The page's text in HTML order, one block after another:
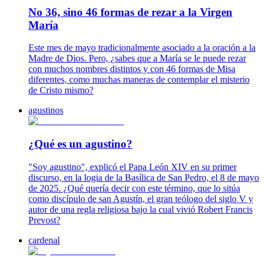
No 36, sino 46 formas de rezar a la Virgen
María
Este mes de mayo tradicionalmente asociado a la oración a la
Madre de Dios. Pero, ¿sabes que a María se le puede rezar
con muchos nombres distintos y con 46 formas de Misa
diferentes, como muchas maneras de contemplar el misterio
de Cristo mismo?
agustinos
¿Qué es un agustino?
"Soy agustino", explicó el Papa León XIV en su primer
discurso, en la logia de la Basílica de San Pedro, el 8 de mayo
de 2025. ¿Qué quería decir con este término, que lo sitúa
como discípulo de san Agustín, el gran teólogo del siglo V y
autor de una regla religiosa bajo la cual vivió Robert Francis
Prevost?
cardenal